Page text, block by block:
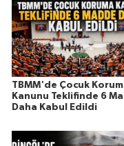
TBMM'de Çocuk
Kanunu Teklifinde 6
Daha Kabul Edildi